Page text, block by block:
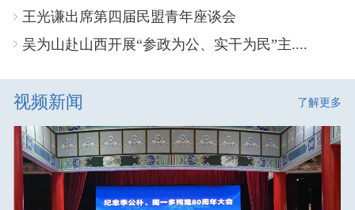
王光谦出席第四届民盟青年座谈会
吴为山赴山西开展“参政为公、实干为民”主....
视频新闻 了解更多